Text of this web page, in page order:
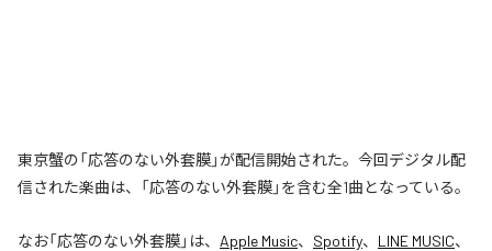
東京蟹の「応答のない外套膜」が配信開始された。今回デジタル配
信された楽曲は、「応答のない外套膜」を含む全1曲となっている。
なお「応答のない外套膜」は、 Apple Music、 Spotify、 LINE MUSIC、